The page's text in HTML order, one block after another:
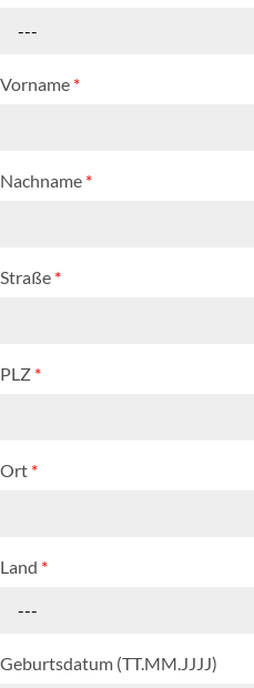
---
Vorname *
Nachname *
Straße *
PLZ *
Ort *
Land *
---
Geburtsdatum (TT.MM.JJJJ)